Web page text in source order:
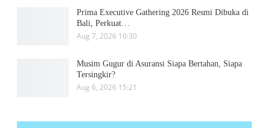
Prima Executive Gathering 2026 Resmi Dibuka di
Bali, Perkuat…
Aug 7, 2026 10:30
Musim Gugur di Asuransi Siapa Bertahan, Siapa
Tersingkir?
Aug 6, 2026 15:21